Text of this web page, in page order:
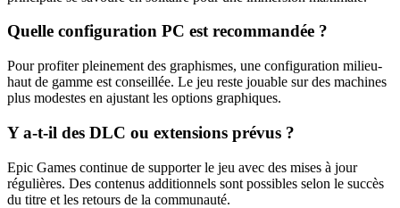
Quelle configuration PC est recommandée ?
Pour profiter pleinement des graphismes, une configuration milieu-
haut de gamme est conseillée. Le jeu reste jouable sur des machines
plus modestes en ajustant les options graphiques.
Y a-t-il des DLC ou extensions prévus ?
Epic Games continue de supporter le jeu avec des mises à jour
régulières. Des contenus additionnels sont possibles selon le succès
du titre et les retours de la communauté.